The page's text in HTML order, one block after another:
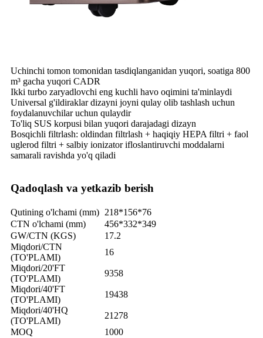
Uchinchi tomon tomonidan tasdiqlanganidan yuqori, soatiga 800
m³ gacha yuqori CADR
Ikki turbo zaryadlovchi eng kuchli havo oqimini ta'minlaydi
Universal g'ildiraklar dizayni joyni qulay olib tashlash uchun
foydalanuvchilar uchun qulaydir
To'liq SUS korpusi bilan yuqori darajadagi dizayn
Bosqichli filtrlash: oldindan filtrlash + haqiqiy HEPA filtri + faol
uglerod filtri + salbiy ionizator ifloslantiruvchi moddalarni
samarali ravishda yo'q qiladi
Qadoqlash va yetkazib berish
Qutining o'lchami (mm) 218*156*76
CTN o'lchami (mm)
456*332*349
GW/CTN (KGS)
17.2
Miqdori/CTN
(TO'PLAMI)
16
Miqdori/20'FT
(TO'PLAMI)
9358
Miqdori/40'FT
(TO'PLAMI)
19438
Miqdori/40'HQ
(TO'PLAMI)
21278
MOQ
1000